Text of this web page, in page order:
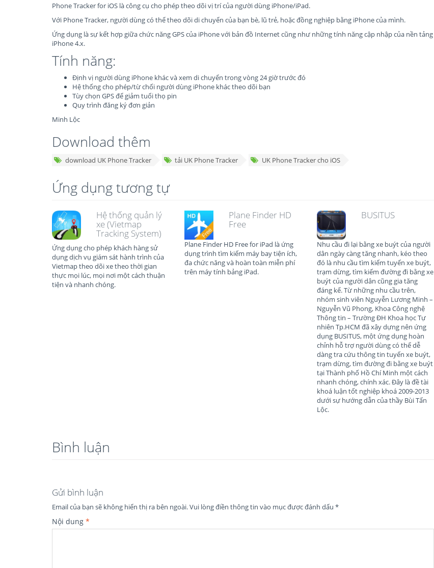
Phone Tracker for iOS là công cụ cho phép theo dõi vị trí của người dùng iPhone/iPad.
Với Phone Tracker, người dùng có thể theo dõi di chuyển của bạn bè, lũ trẻ, hoặc đồng nghiệp bằng iPhone của mình.
Ứng dụng là sự kết hợp giữa chức năng GPS của iPhone với bản đồ Internet cũng như những tính năng cập nhập của nền tảng
iPhone 4.x.
Tính năng:
Định vị người dùng iPhone khác và xem di chuyển trong vòng 24 giờ trước đó
Hệ thống cho phép/từ chối người dùng iPhone khác theo dõi bạn
Tùy chọn GPS để giảm tuổi thọ pin
Quy trình đăng ký đơn giản
Minh Lộc
Download thêm
download UK Phone Tracker tải UK Phone Tracker UK Phone Tracker cho iOS
Ứng dụng tương tự
Hệ thống quản lý
xe (Vietmap
Tracking System)
Ứng dụng cho phép khách hàng sử
dụng dịch vụ giám sát hành trình của
Vietmap theo dõi xe theo thời gian
thực mọi lúc, mọi nơi một cách thuận
tiện và nhanh chóng.
Plane Finder HD
Free
Plane Finder HD Free for iPad là ứng
dụng trình tìm kiếm máy bay tiện ích,
đa chức năng và hoàn toàn miễn phí
trên máy tính bảng iPad.
BUSITUS
Nhu cầu đi lại bằng xe buýt của người
dân ngày càng tăng nhanh, kéo theo
đó là nhu cầu tìm kiếm tuyến xe buýt,
trạm dừng, tìm kiếm đường đi bằng xe
buýt của người dân cũng gia tăng
đáng kể. Từ những nhu cầu trên,
nhóm sinh viên Nguyễn Lương Minh –
Nguyễn Vũ Phong, Khoa Công nghệ
Thông tin – Trường ĐH Khoa học Tự
nhiên Tp.HCM đã xây dựng nên ứng
dụng BUSITUS, một ứng dụng hoàn
chỉnh hỗ trợ người dùng có thể dễ
dàng tra cứu thông tin tuyến xe buýt,
trạm dừng, tìm đường đi bằng xe buýt
tại Thành phố Hồ Chí Minh một cách
nhanh chóng, chính xác. Đây là đề tài
khoá luận tốt nghiệp khoá 2009-2013
dưới sự hướng dẫn của thầy Bùi Tấn
Lộc.
Bình luận
Gửi bình luận
Email của bạn sẽ không hiển thị ra bên ngoài.Vui lòng điền thông tin vào mục được đánh dấu *
Nội dung *